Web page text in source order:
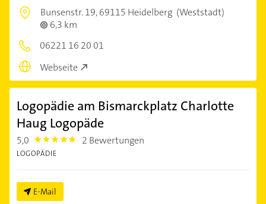
Bunsenstr. 19,69115 Heidelberg (Weststadt)
6,3 km
06221 16 20 01
Webseite
Logopädie am Bismarckplatz Charlotte
Haug Logopäde
5,0 5.0 2 Bewertungen
LOGOPÄDIE
E-Mail